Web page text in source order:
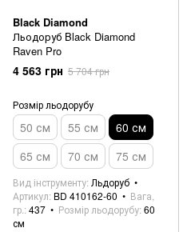
Black Diamond
Льодоруб Black Diamond
Raven Pro
4 563 грн 5 704 грн
Розмір льодорубу
50 см 55 см
60 см
65 см
70 см 75 см
Вид інструменту Льдоруб
Артикул BD 410162-60
Вага,
гр. 437 Розмір льодорубу 60
см